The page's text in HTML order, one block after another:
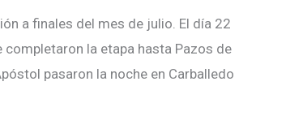
a finales del mes de julio. El día 22
completaron la etapa hasta Pazos de
pasaron la noche en Carballedo